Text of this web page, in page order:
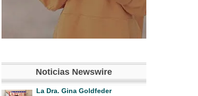
Noticias Newswire
La Dra. Gina Goldfeder